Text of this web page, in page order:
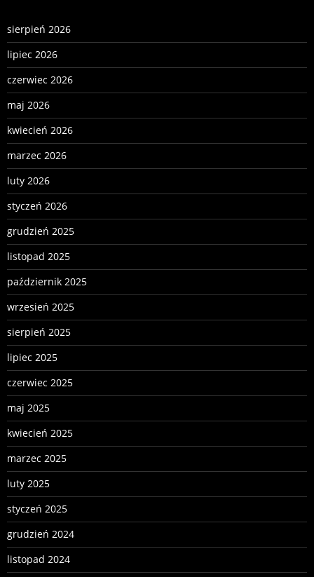
sierpień 2026
lipiec 2026
czerwiec 2026
maj 2026
kwiecień 2026
marzec 2026
luty 2026
styczeń 2026
grudzień 2025
listopad 2025
październik 2025
wrzesień 2025
sierpień 2025
lipiec 2025
czerwiec 2025
maj 2025
kwiecień 2025
marzec 2025
luty 2025
styczeń 2025
grudzień 2024
listopad 2024